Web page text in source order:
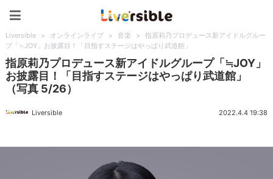
Liversible > オンラインライブ > 音楽 >
指原莉乃プロデュース新アイドルグルー
プ「≒JOY」お披露目！「目指すステージはやっぱり武道館」
指原莉乃プロデュース新アイドルグループ「≒JOY」
お披露目！「目指すステージはやっぱり武道館」
（写真 5/26）
Liversible 2022.4.4 19:38